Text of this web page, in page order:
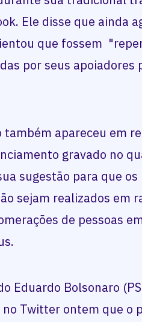
Ele disse que ainda
que fossem
por seus apoiadores
também apareceu em
gravado no
sugestão para que
sejam realizados em
de pessoas
Eduardo Bolsonaro
Twitter ontem que o